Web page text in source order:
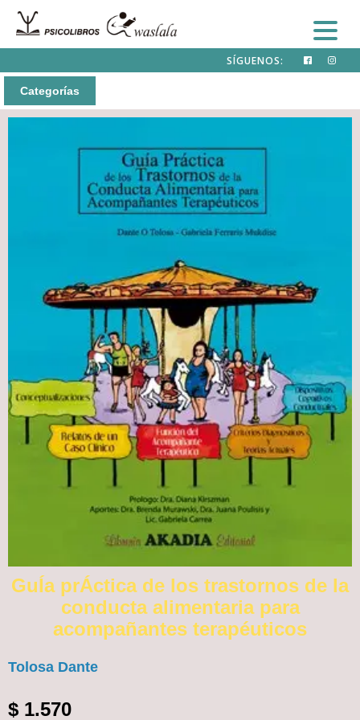
SÍGUENOS:
Categorías
GuÍa prÁctica de los trastornos de la
conducta alimentaria para
acompañantes terapéuticos
Tolosa Dante
$ 1.570